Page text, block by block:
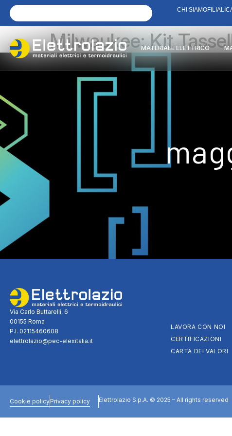
CHI SIAMOFILIALI
MATERIALE ELETTRICO
Milwaukee: Kit
Via Carlo Buttarelli, 6
00155 Roma
P.I. 02115460608
elettrolazio@pec-elexitalia.it
LAVORA CON NOI
CERTIFICAZIONI
CARTA DEI VALORI
Cookie policyPrivacy policy Elettrolazio S.p.A. © 2025 – All rights reserved